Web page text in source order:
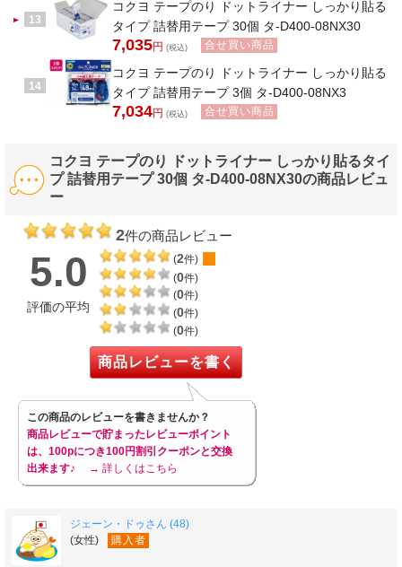
13
コクヨ テープのり ドットライナー しっかり貼る
タイプ 詰替用テープ 30個 タ-D400-08NX30
7,035円 (税込) 合せ買い商品
14
コクヨ テープのり ドットライナー しっかり貼る
タイプ 詰替用テープ 3個 タ-D400-08NX3
7,034円 (税込) 合せ買い商品
コクヨ テープのり ドットライナー しっかり貼るタイ
プ 詰替用テープ 30個 タ-D400-08NX30の商品レビュ
ー
2件の商品レビュー
5.0
評価の平均
(2件)
(0件)
(0件)
(0件)
(0件)
商品レビューを書く
この商品のレビューを書きませんか？
商品レビューで貯まったレビューポイント
は、100pにつき100円割引クーポンと交換
出来ます♪
→ 詳しくはこちら
ジェーン・ドゥさん (48)
(女性)
購入者